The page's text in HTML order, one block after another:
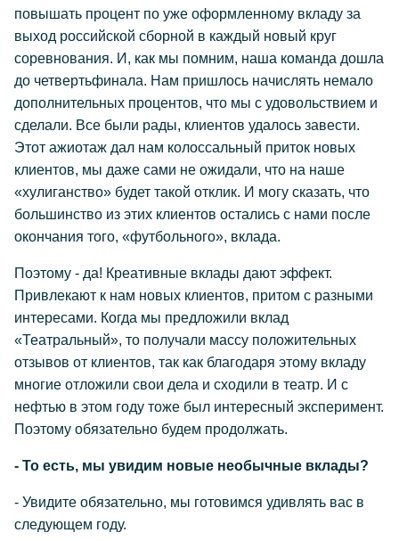
повышать процент по уже оформленному вкладу за
выход российской сборной в каждый новый круг
соревнования. И, как мы помним, наша команда дошла
до четвертьфинала. Нам пришлось начислять немало
дополнительных процентов, что мы с удовольствием и
сделали. Все были рады, клиентов удалось завести.
Этот ажиотаж дал нам колоссальный приток новых
клиентов, мы даже сами не ожидали, что на наше
«хулиганство» будет такой отклик. И могу сказать, что
большинство из этих клиентов остались с нами после
окончания того, «футбольного», вклада.
Поэтому - да! Креативные вклады дают эффект.
Привлекают к нам новых клиентов, притом с разными
интересами. Когда мы предложили вклад
«Театральный», то получали массу положительных
отзывов от клиентов, так как благодаря этому вкладу
многие отложили свои дела и сходили в театр. И с
нефтью в этом году тоже был интересный эксперимент.
Поэтому обязательно будем продолжать.
- То есть, мы увидим новые необычные вклады?
- Увидите обязательно, мы готовимся удивлять вас в
следующем году.